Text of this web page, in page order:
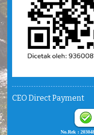
CEO Direct Payment
No.Rek :